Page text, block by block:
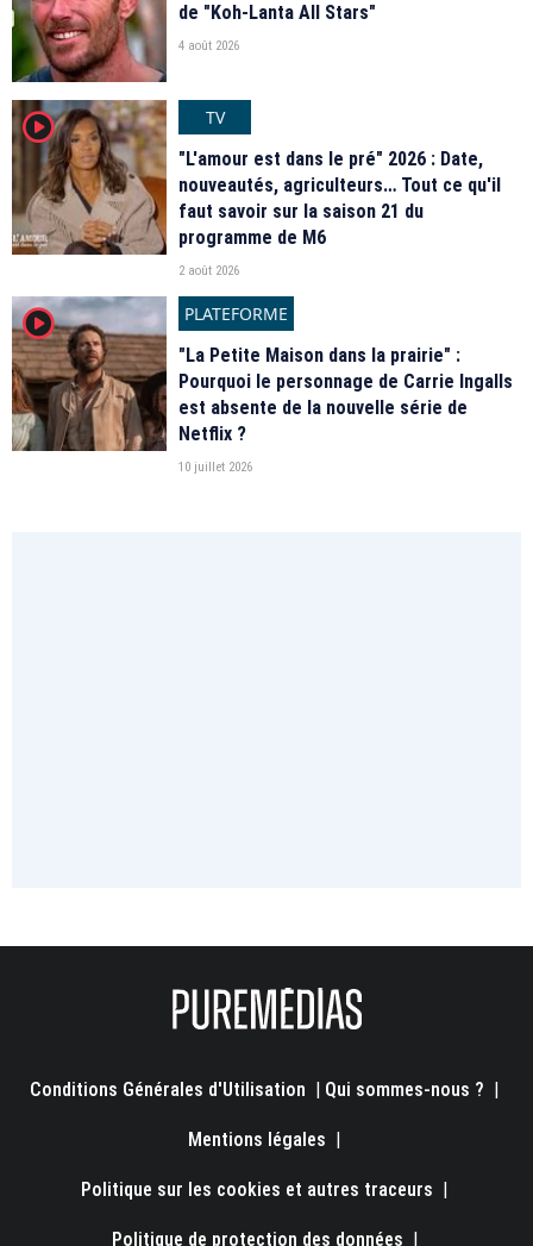
de "Koh-Lanta All Stars"
4 août 2026
player2
TV
"L'amour est dans le pré" 2026 : Date,
nouveautés, agriculteurs… Tout ce qu'il
faut savoir sur la saison 21 du
programme de M6
2 août 2026
player2
PLATEFORME
"La Petite Maison dans la prairie" :
Pourquoi le personnage de Carrie Ingalls
est absente de la nouvelle série de
Netflix ?
10 juillet 2026
Conditions Générales d'Utilisation Qui sommes-nous ?
Mentions légales
Politique sur les cookies et autres traceurs
Politique de protection des données